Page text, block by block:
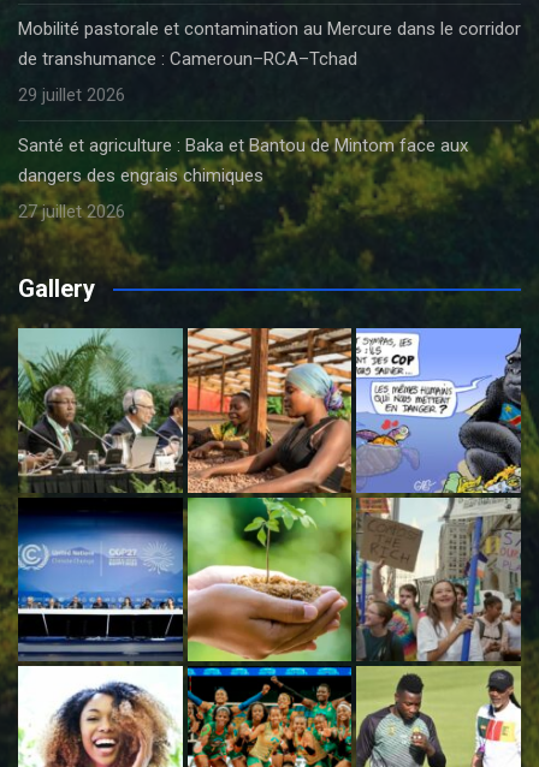
Mobilité pastorale et contamination au Mercure dans le corridor
de transhumance : Cameroun–RCA–Tchad
29 juillet 2026
Santé et agriculture : Baka et Bantou de Mintom face aux
dangers des engrais chimiques
27 juillet 2026
Gallery